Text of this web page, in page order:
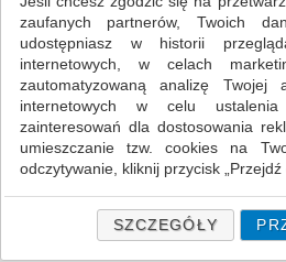
FILTRY
KOLOR
BIAŁY
CZARNY
ODZNACZ
zaufanych partnerów, Twoich
udostępniasz w historii
internetowych, w celach
zautomatyzowaną analizę Twojej
internetowych w celu ustalenia
zainteresowań dla dostosowania
umieszczanie tzw. cookies na
odczytywanie, kliknij przycisk „Przejdź
Jeśli nie chcesz wyrazić zgody lub
„Szczegóły”, gdzie znajdziesz
zrobić . Te same informacje
SZCZEGÓŁY